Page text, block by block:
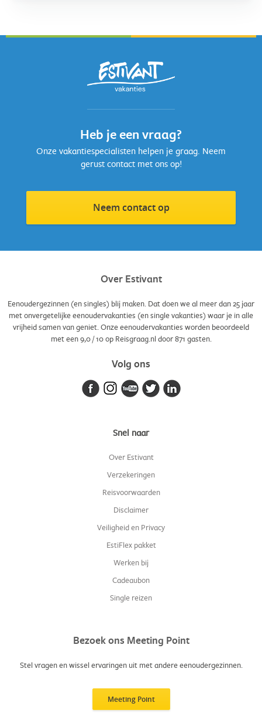
Heb je een vraag?
Onze vakantiespecialisten helpen je graag. Neem
gerust contact met ons op!
Neem contact op
Over Estivant
Eenoudergezinnen (en singles) blij maken. Dat doen we al meer dan 25 jaar
met onvergetelijke eenoudervakanties (en single vakanties) waar je in alle
vrijheid samen van geniet. Onze eenoudervakanties worden beoordeeld
met een9,0/10op Reisgraag.nl door871 gasten.
Volg ons
Snel naar
Over Estivant
Verzekeringen
Reisvoorwaarden
Disclaimer
Veiligheid en Privacy
EstiFlex pakket
Werken bij
Cadeaubon
Single reizen
Bezoek ons Meeting Point
Stel vragen en wissel ervaringen uit met andere eenoudergezinnen.
Meeting Point